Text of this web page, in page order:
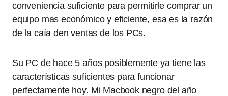
conveniencia suficiente para permitirle comprar un
equipo mas económico y eficiente, esa es la razón
de la caía den ventas de los PCs.
Su PC de hace 5 años posiblemente ya tiene las
características suficientes para funcionar
perfectamente hoy. Mi Macbook negro del año